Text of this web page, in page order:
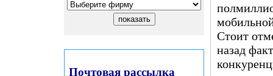
Почтовая рассылка
Стоит
назад